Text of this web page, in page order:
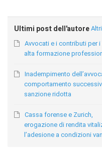
Ultimi post dell'autore
Avvocati e i contributi per
alta formazione
Inadempimento
comportamento
sanzione ridotta
Cassa forense e Zurich,
erogazione di rendita
l’adesione a condizioni